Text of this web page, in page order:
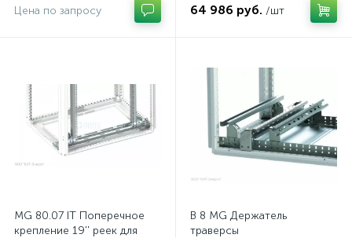
стали, с перемычкой
Цена по запросу 64 986 руб. /шт
MG 80.07 IT Поперечное
крепление 19'' реек для
B 8 MG Держатель
траверсы